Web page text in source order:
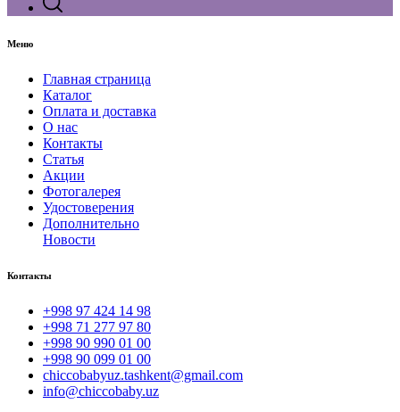
Меню
Главная страница
Каталог
Оплата и доставка
О нас
Контакты
Статья
Акции
Фотогалерея
Удостоверения
Дополнительно
Новости
Контакты
+998 97 424 14 98
+998 71 277 97 80
+998 90 990 01 00
+998 90 099 01 00
chiccobabyuz.tashkent@gmail.com
info@chiccobaby.uz